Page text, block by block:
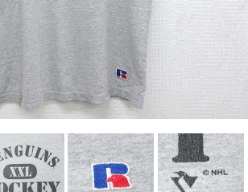
2 映画 ミリタリー スターウォーズ
6 大きいサイズ アニメ ディズニー
ブランドから探す
レン ザ・ノース・フェイ
ス
ン
パタゴニア